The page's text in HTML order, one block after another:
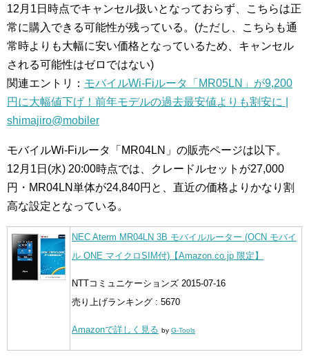
12月1日時点でキャンセル扱いとなっておらず、こちらは正
常に購入できる可能性が残っている。(ただし、こちらも通
常時よりも大幅に安い価格となっているため、キャンセル
される可能性はゼロではない)
関連エントリ： モバイルWi-Fiルータ「MR05LN」が9,200
円に大幅値下げ！前年モデルの過去最安値よりも割安に |
shimajiro@mobiler
モバイルWi-Fiルータ「MR04LN」の販売ページは以下。
12月1日(水) 20:00時点では、クレードルセットが27,000
円・MR04LN単体が24,840円と、直近の価格よりかなり割
高な設定となっている。
NEC Aterm MR04LN 3B モバイルルーター (OCN モバイ
ル ONE マイクロSIM付)【Amazon.co.jp 限定】
NTTコミュニケーションズ 2015-07-16
売り上げランキング : 5670
Amazonで詳しく見る by G-Tools